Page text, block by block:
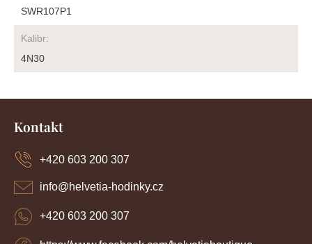
SWR107P1
Kalibr:
4N30
Kontakt
info@helvetia-hodinky.cz
+420 603 200 307
+420 603 200 307